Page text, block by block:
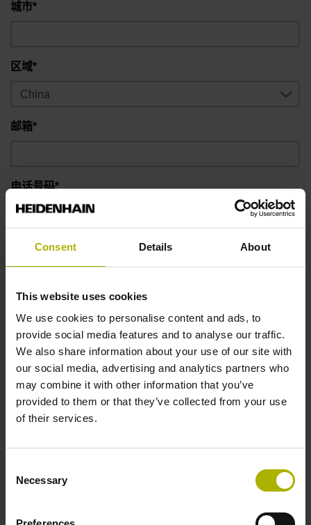
Consent Details About
This website uses cookies
We use cookies to personalise content and ads, to
provide social media features and to analyse our traffic.
We also share information about your use of our site with
our social media, advertising and analytics partners who
may combine it with other information that you’ve
provided to them or that they’ve collected from your use
of their services.
Selection
Necessary
城市*
区域*
邮箱*
电话号码*
我在此确认我已阅读并同意隐私保护声明。*